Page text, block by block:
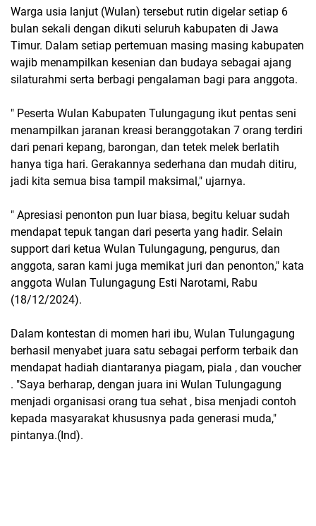
Warga usia lanjut (Wulan) tersebut rutin digelar setiap 6
bulan sekali dengan dikuti seluruh kabupaten di Jawa
Timur. Dalam setiap pertemuan masing masing kabupaten
wajib menampilkan kesenian dan budaya sebagai ajang
silaturahmi serta berbagi pengalaman bagi para anggota.
" Peserta Wulan Kabupaten Tulungagung ikut pentas seni
menampilkan jaranan kreasi beranggotakan 7 orang terdiri
dari penari kepang, barongan, dan tetek melek berlatih
hanya tiga hari. Gerakannya sederhana dan mudah ditiru,
jadi kita semua bisa tampil maksimal," ujarnya.
" Apresiasi penonton pun luar biasa, begitu keluar sudah
mendapat tepuk tangan dari peserta yang hadir. Selain
support dari ketua Wulan Tulungagung, pengurus, dan
anggota, saran kami juga memikat juri dan penonton," kata
anggota Wulan Tulungagung Esti Narotami, Rabu
(18/12/2024).
Dalam kontestan di momen hari ibu, Wulan Tulungagung
berhasil menyabet juara satu sebagai perform terbaik dan
mendapat hadiah diantaranya piagam, piala , dan voucher
. "Saya berharap, dengan juara ini Wulan Tulungagung
menjadi organisasi orang tua sehat , bisa menjadi contoh
kepada masyarakat khususnya pada generasi muda,"
pintanya.(Ind).